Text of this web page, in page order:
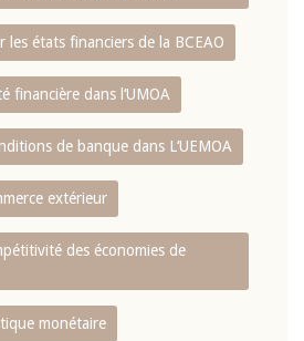
les états financiers de la BCEAO
financière dans l‘UMOA
de banque dans L‘UEMOA
extérieur
des économies de
monétaire